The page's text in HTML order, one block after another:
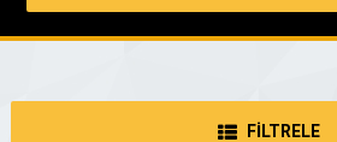
FİLTRELE